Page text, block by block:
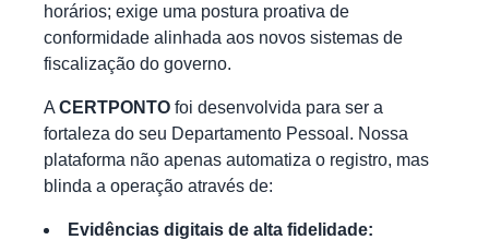
horários; exige uma postura proativa de
conformidade alinhada aos novos sistemas de
fiscalização do governo.
A CERTPONTO foi desenvolvida para ser a
fortaleza do seu Departamento Pessoal. Nossa
plataforma não apenas automatiza o registro, mas
blinda a operação através de:
Evidências digitais de alta fidelidade: